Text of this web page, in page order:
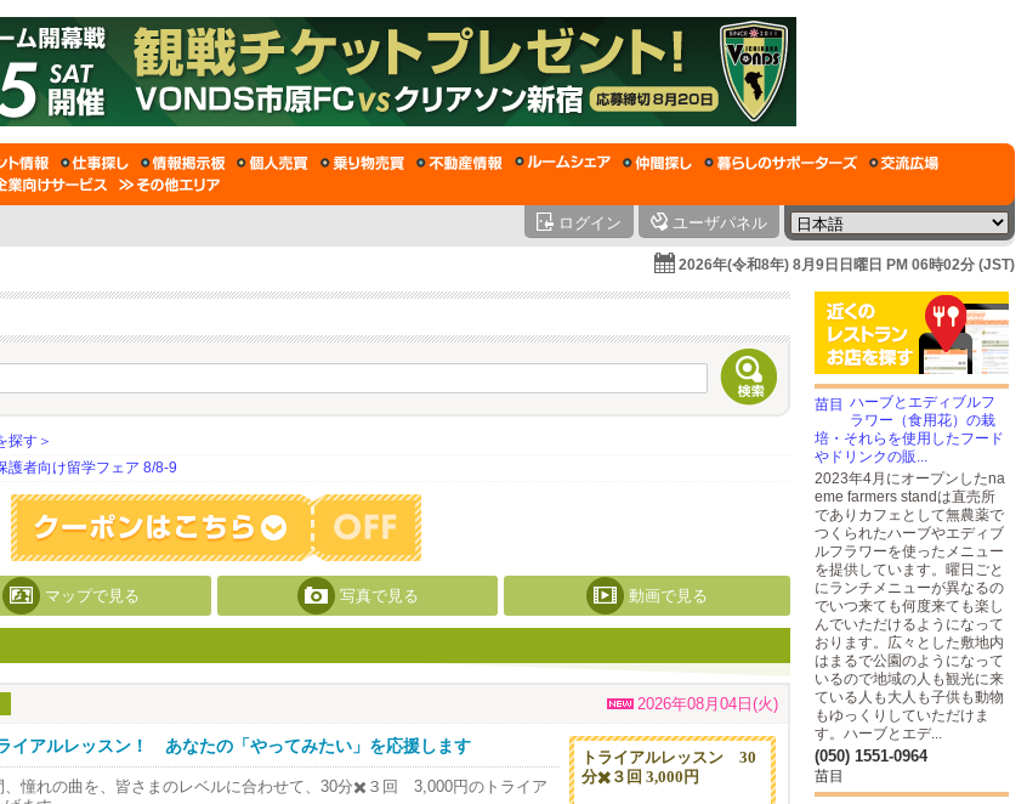
ログイン ユーザパネル
2026年(令和8年) 8月9日日曜日 PM 06時02分 (JST)
探す＞
護者向け留学フェア 8/8-9
マップで見る 写真で見る 動画で見る
2026年08月04日(火)
イアルレッスン！ あなたの「やってみたい」を応援します
、憧れの曲を、皆さまのレベルに合わせて、30分✖️３回 3,000円のトライア
トライアルレッスン 30
分✖️３回 3,000円
ハーブとエディブルフ
ラワー（食用花）の栽
培・それらを使用したフード
やドリンクの販...
2023年4月にオープンしたna
eme farmers standは直売所
でありカフェとして無農薬で
つくられたハーブやエディブ
ルフラワーを使ったメニュー
を提供しています。曜日ごと
にランチメニューが異なるの
でいつ来ても何度来ても楽し
んでいただけるようになって
おります。広々とした敷地内
はまるで公園のようになって
いるので地域の人も観光に来
ている人も大人も子供も動物
もゆっくりしていただけま
す。ハーブとエデ...
(050) 1551-0964
苗目